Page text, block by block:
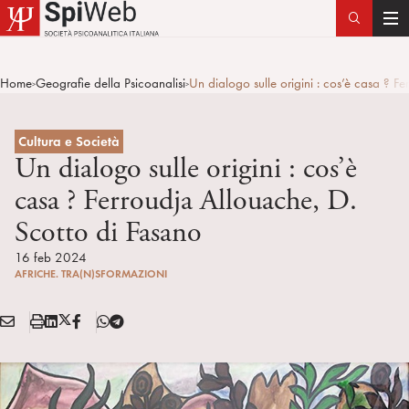
T
g
Home>Geografie della Psicoanalisi>Un dialogo sulle origini : cos’è casa ?
Cultura e Società
Un dialogo sulle origini : cos’è
casa ? Ferroudja Allouache, D.
Scotto di Fasano
16 feb 2024
AFRICHE. TRA(N)SFORMAZIONI
Condividi:
E
A
S
a
m
L
n
k
X
T
w
F
T
l
e